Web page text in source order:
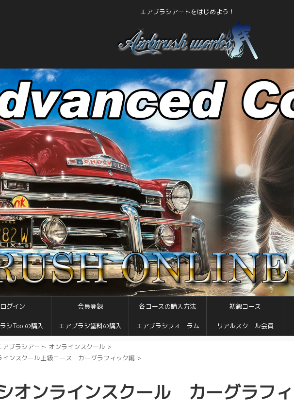
エアブラシアートをはじめよう！
ログイン 会員登録 各コースの購入方法 初級コース
シToolの購入 エアブラシ塗料の購入 エアブラシフォーラム リアルスクール会員
ブラシアート オンラインスクール >
ンスクール上級コース カーグラフィック編 >
オンラインスクール カーグラフィ